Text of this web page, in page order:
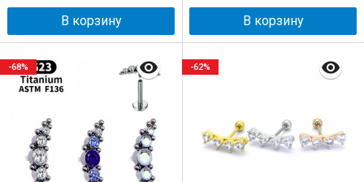
В корзину В корзину
-68% -62%